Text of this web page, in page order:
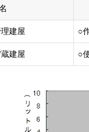
建屋 ○
建屋 ○